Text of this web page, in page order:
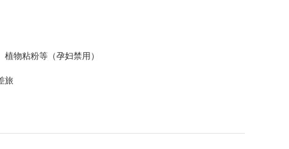
物粘粉等（孕妇禁用）
旅